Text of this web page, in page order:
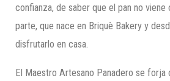
confianza, de saber que el pan no
parte, que nace en Briquè Bakery y
disfrutarlo en casa.
El Maestro Artesano Panadero se forja